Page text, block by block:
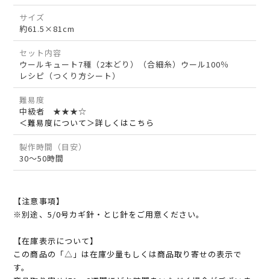
サイズ
約61.5×81cm
セット内容
ウールキュート7種（2本どり）（合細糸）ウール100％
レシピ（つくり方シート）
難易度
中級者 ★★★☆
＜難易度について＞詳しくはこちら
製作時間（目安）
30～50時間
【注意事項】
※別途、5/0号カギ針・とじ針をご用意ください。
【在庫表示について】
この商品の「△」は在庫少量もしくは商品取り寄せの表示で
す。